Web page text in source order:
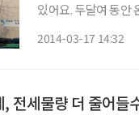
있어요. 두달여 동안 온탕과 냉탕
2014-03-17 14:32
전세물량 더 줄어들